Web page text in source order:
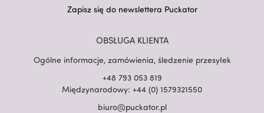
Zapisz się do newslettera Puckator
OBSŁUGA KLIENTA
Ogólne informacje, zamówienia, śledzenie przesyłek
+48 793 053 819
Międzynarodowy: +44 (0) 1579321550
biuro@puckator.pl